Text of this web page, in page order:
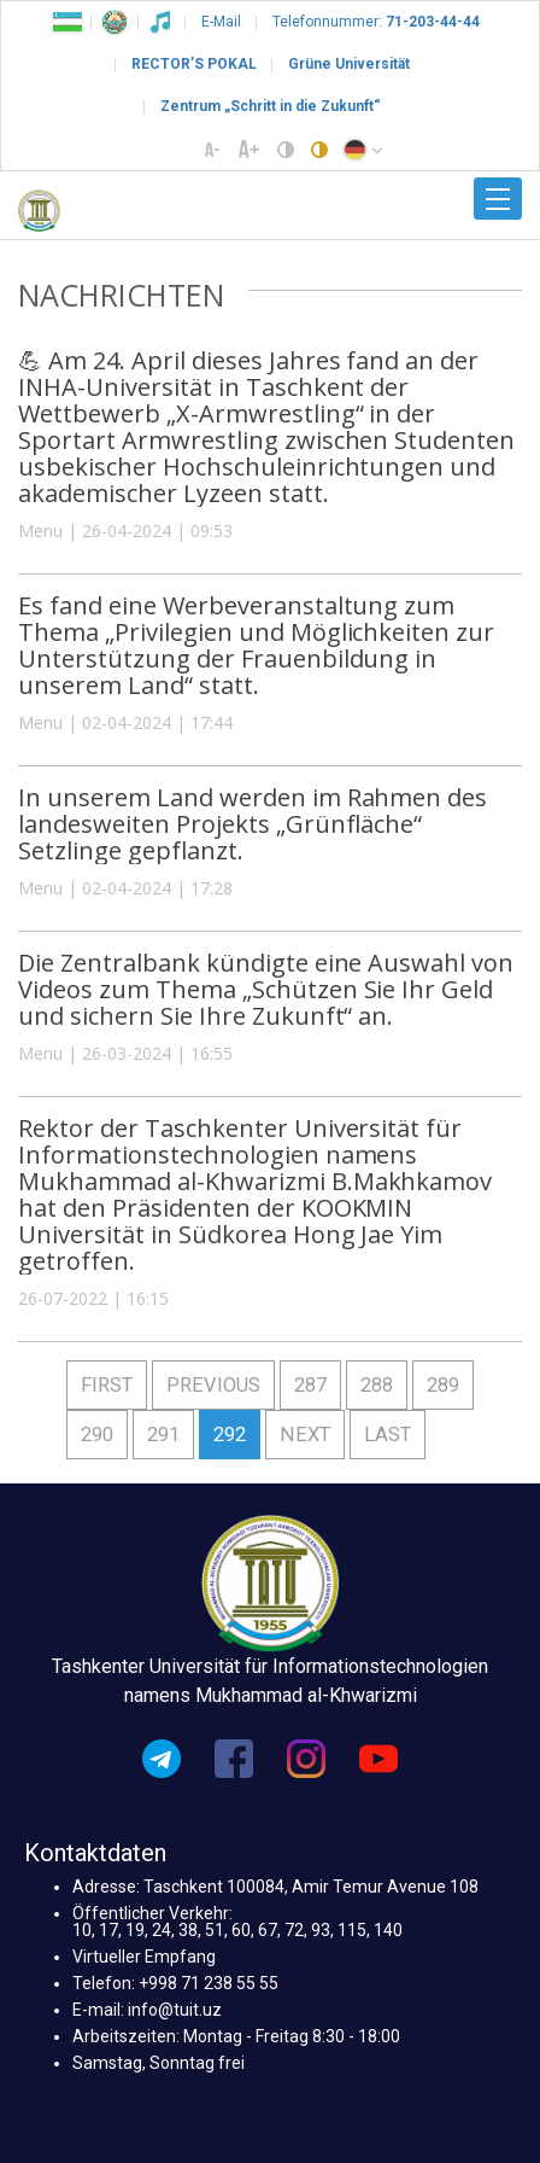
E-Mail Telefonnummer: 71-203-44-44
RECTOR’S POKAL Grüne Universität
Zentrum „Schritt in die Zukunft“
NACHRICHTEN
💪 Am 24. April dieses Jahres fand an der
INHA-Universität in Taschkent der
Wettbewerb „X-Armwrestling“ in der
Sportart Armwrestling zwischen Studenten
usbekischer Hochschuleinrichtungen und
akademischer Lyzeen statt.
Menu | 26-04-2024 | 09:53
Es fand eine Werbeveranstaltung zum
Thema „Privilegien und Möglichkeiten zur
Unterstützung der Frauenbildung in
unserem Land“ statt.
Menu | 02-04-2024 | 17:44
In unserem Land werden im Rahmen des
landesweiten Projekts „Grünfläche“
Setzlinge gepflanzt.
Menu | 02-04-2024 | 17:28
Die Zentralbank kündigte eine Auswahl von
Videos zum Thema „Schützen Sie Ihr Geld
und sichern Sie Ihre Zukunft“ an.
Menu | 26-03-2024 | 16:55
Rektor der Taschkenter Universität für
Informationstechnologien namens
Mukhammad al-Khwarizmi B.Makhkamov
hat den Präsidenten der KOOKMIN
Universität in Südkorea Hong Jae Yim
getroffen.
26-07-2022 | 16:15
FIRST PREVIOUS 287 288 289
290 291 292 NEXT LAST
Tashkenter Universität für Informationstechnologien
namens Mukhammad al-Khwarizmi
Kontaktdaten
Adresse: Taschkent 100084, Amir Temur Avenue 108
Öffentlicher Verkehr:
10, 17, 19, 24, 38, 51, 60, 67, 72, 93, 115, 140
Virtueller Empfang
Telefon: +998 71 238 55 55
E-mail: info@tuit.uz
Arbeitszeiten: Montag - Freitag 8:30 - 18:00
Samstag, Sonntag frei